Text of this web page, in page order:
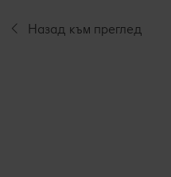
Назад към преглед